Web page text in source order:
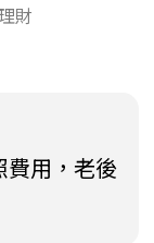
財
費用，老後